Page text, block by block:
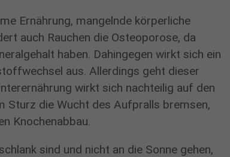
Ernährung, mangelnde körperliche
auch Rauchen die Osteoporose, da
haben. Dahingegen wirkt sich ein
aus. Allerdings geht dieser
wirkt sich nachteilig auf den
Sturz die Wucht des Aufpralls bremsen,
Knochenabbau.
sind und nicht an die Sonne gehen,